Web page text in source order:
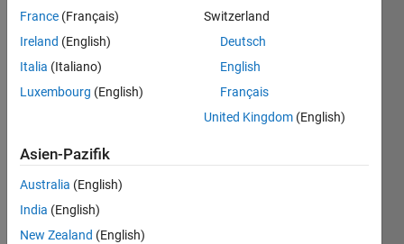
myloess.m is
used to
interpolate a
curve.
primary m
files used
webinar.
France (Français)
Ireland (English)
Italia (Italiano)
Luxembourg (English)
Switzerland
Deutsch
English
Français
United Kingdom (English)
Asien-Pazifik
Australia (English)
India (English)
New Zealand (English)